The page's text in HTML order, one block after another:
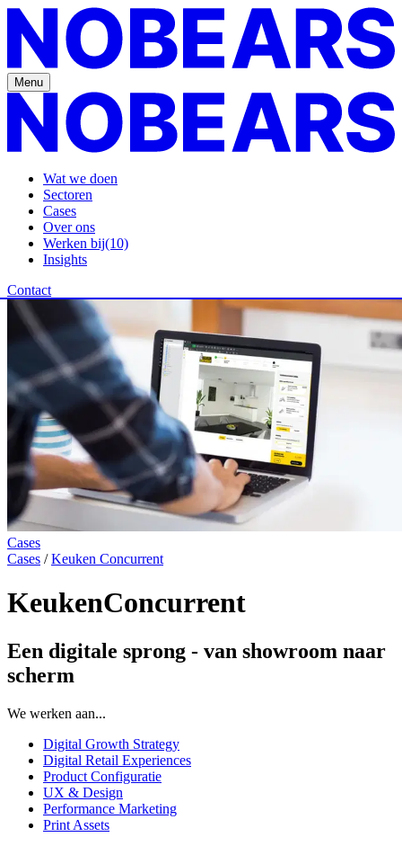
Menu
Wat we doen
Sectoren
Cases
Over ons
Werken bij(10)
Insights
Contact
Cases
Cases /Keuken Concurrent
KeukenConcurrent
Een digitale sprong - van showroom naar
scherm
We werken aan...
Digital Growth Strategy
Digital Retail Experiences
Product Configuratie
UX & Design
Performance Marketing
Print Assets